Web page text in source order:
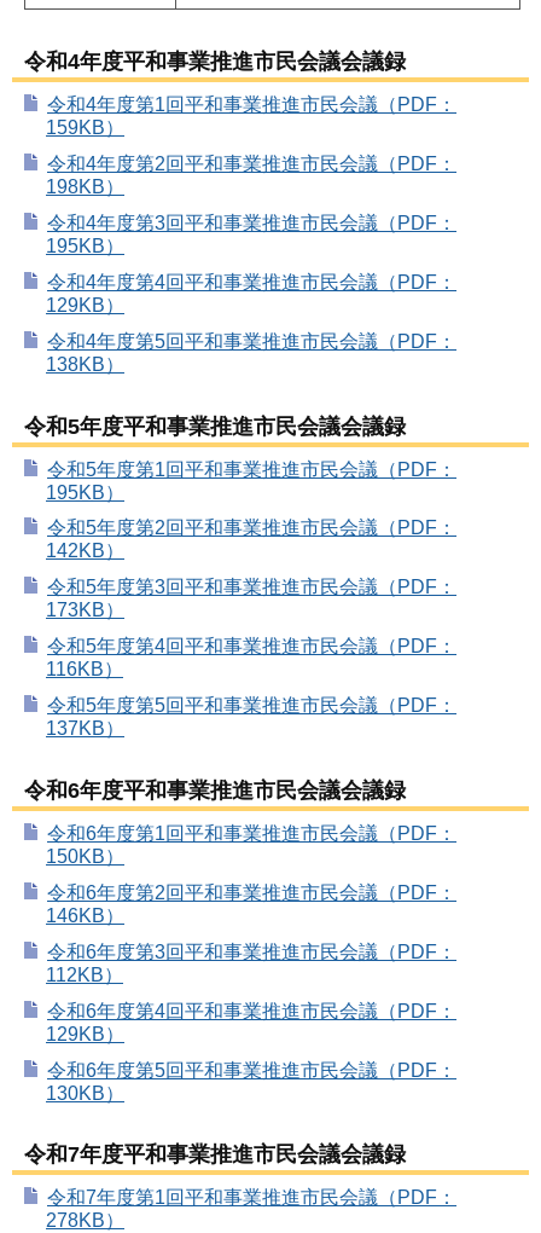
令和4年度平和事業推進市民会議会議録
令和4年度第1回平和事業推進市民会議（PDF：
159KB）
令和4年度第2回平和事業推進市民会議（PDF：
198KB）
令和4年度第3回平和事業推進市民会議（PDF：
195KB）
令和4年度第4回平和事業推進市民会議（PDF：
129KB）
令和4年度第5回平和事業推進市民会議（PDF：
138KB）
令和5年度平和事業推進市民会議会議録
令和5年度第1回平和事業推進市民会議（PDF：
195KB）
令和5年度第2回平和事業推進市民会議（PDF：
142KB）
令和5年度第3回平和事業推進市民会議（PDF：
173KB）
令和5年度第4回平和事業推進市民会議（PDF：
116KB）
令和5年度第5回平和事業推進市民会議（PDF：
137KB）
令和6年度平和事業推進市民会議会議録
令和6年度第1回平和事業推進市民会議（PDF：
150KB）
令和6年度第2回平和事業推進市民会議（PDF：
146KB）
令和6年度第3回平和事業推進市民会議（PDF：
112KB）
令和6年度第4回平和事業推進市民会議（PDF：
129KB）
令和6年度第5回平和事業推進市民会議（PDF：
130KB）
令和7年度平和事業推進市民会議会議録
令和7年度第1回平和事業推進市民会議（PDF：
278KB）